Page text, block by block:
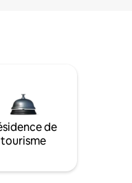
de
tourisme